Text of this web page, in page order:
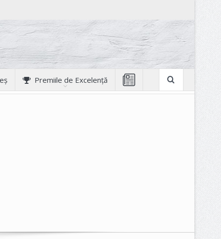
Premiile de Excelență